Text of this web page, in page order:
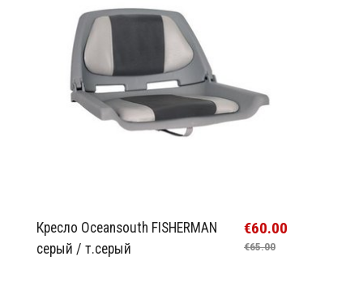
Кресло Oceansouth FISHERMAN
серый / т.серый
€60.00
€65.00